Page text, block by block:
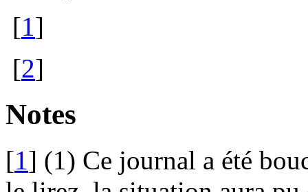
[1]
[2]
Notes
[1] (1) Ce journal a été